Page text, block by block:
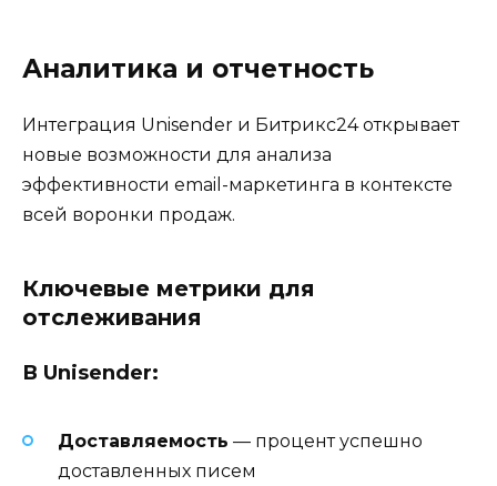
Аналитика и отчетность
Интеграция Unisender и Битрикс24 открывает
новые возможности для анализа
эффективности email-маркетинга в контексте
всей воронки продаж.
Ключевые метрики для
отслеживания
В Unisender:
Доставляемость — процент успешно
доставленных писем